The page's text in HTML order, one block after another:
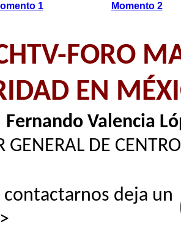
1 Momento 2
FORO
EN
Fernando Valencia
GENERAL DE
contactarnos deja un